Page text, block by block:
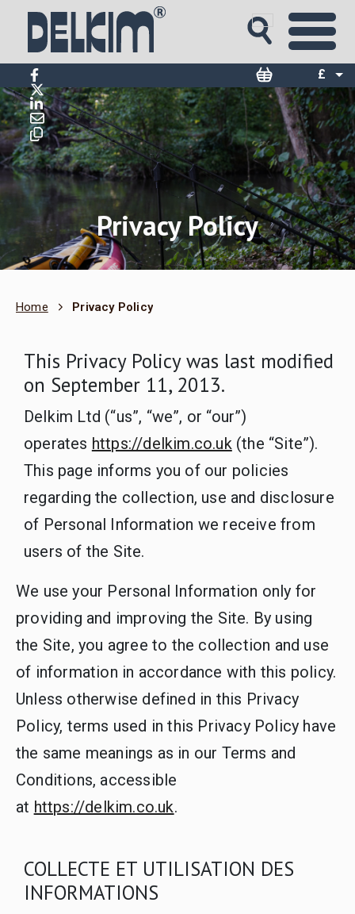
£
$
Privacy Policy
Home Privacy Policy
This Privacy Policy was last modified
on September 11, 2013.
Delkim Ltd (“us”, “we”, or “our”)
operates https://delkim.co.uk(the “Site”).
This page informs you of our policies
regarding the collection, use and disclosure
of Personal Information we receive from
users of the Site.
We use your Personal Information only for
providing and improving the Site. By using
the Site, you agree to the collection and use
of information in accordance with this policy.
Unless otherwise defined in this Privacy
Policy, terms used in this Privacy Policy have
the same meanings as in our Terms and
Conditions, accessible
at https://delkim.co.uk.
COLLECTE ET UTILISATION DES
INFORMATIONS